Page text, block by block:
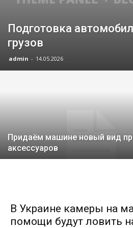
Подготовка
грузов
admin - 14.05.2026
Придаём машине новый вид
аксессуаров
В Украине камеры на
помощи будут ловить